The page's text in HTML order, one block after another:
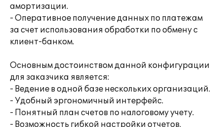
амортизации.
- Оперативное получение данных по платежам
за счет использования обработки по обмену с
клиент-банком.
Основным достоинством данной конфигурации
для заказчика является:
- Ведение в одной базе нескольких организаций.
- Удобный эргономичный интерфейс.
- Понятный план счетов по налоговому учету.
- Возможность гибкой настройки отчетов.